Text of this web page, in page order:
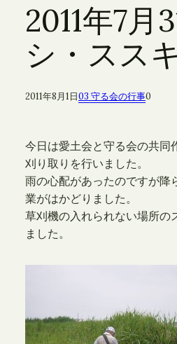
2011年7
シ・スス
2011年8月1日03 守る会の行事0
今日は愛土会と守る会の共同
刈り取りを行いました。
雨の心配があったのですが降
業がはかどりました。
草刈機の入れられない場所の
ました。